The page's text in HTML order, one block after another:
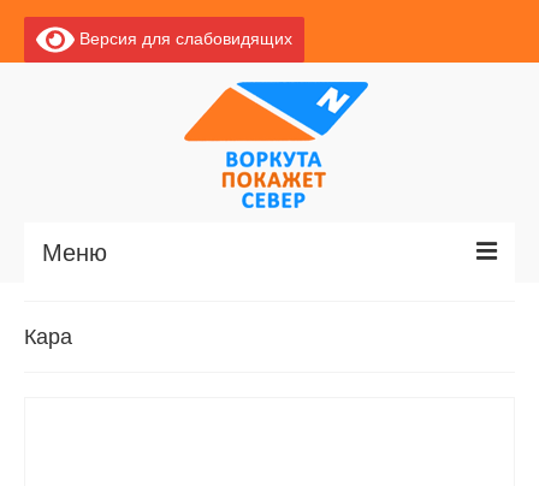
Версия для слабовидящих
Меню
Кара